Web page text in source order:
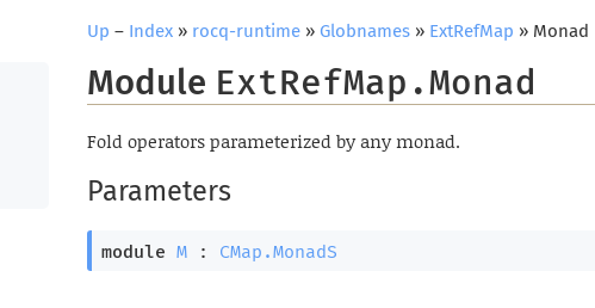
Up – Index » rocq-runtime »Globnames » ExtRefMap » Monad
Module ExtRefMap.Monad
Fold operators parameterized by any monad.
Parameters
module M : CMap.MonadS